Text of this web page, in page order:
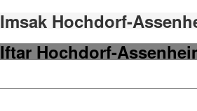
Imsak Hochdorf-
Iftar Hochdorf-